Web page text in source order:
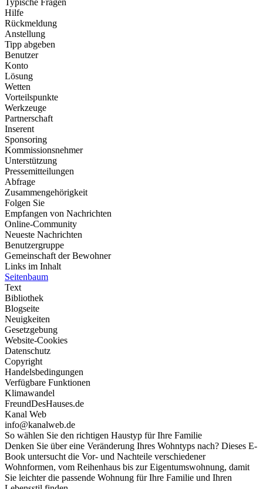
Hilfe
Rückmeldung
Anstellung
Tipp abgeben
Benutzer
Konto
Lösung
Wetten
Vorteilspunkte
Werkzeuge
Partnerschaft
Inserent
Sponsoring
Kommissionsnehmer
Unterstützung
Pressemitteilungen
Abfrage
Zusammengehörigkeit
Folgen Sie
Empfangen von Nachrichten
Online-Community
Neueste Nachrichten
Benutzergruppe
Gemeinschaft der Bewohner
Links im Inhalt
Seitenbaum
Text
Bibliothek
Blogseite
Neuigkeiten
Gesetzgebung
Website-Cookies
Datenschutz
Copyright
Handelsbedingungen
Verfügbare Funktionen
Klimawandel
FreundDesHauses.de
Kanal Web
info@kanalweb.de
So wählen Sie den richtigen Haustyp für Ihre Familie
Denken Sie über eine Veränderung Ihres Wohntyps nach? Dieses E-
Book untersucht die Vor- und Nachteile verschiedener
Wohnformen, vom Reihenhaus bis zur Eigentumswohnung, damit
Sie leichter die passende Wohnung für Ihre Familie und Ihren